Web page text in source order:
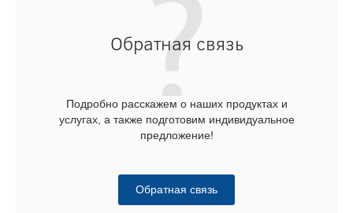
Обратная связь
Подробно расскажем о наших продуктах и
услугах, а также подготовим индивидуальное
предложение!
Обратная связь